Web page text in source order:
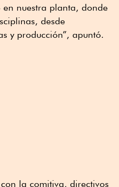
nuestra planta, donde
desde
y producción”, apuntó.
la comitiva, directivos